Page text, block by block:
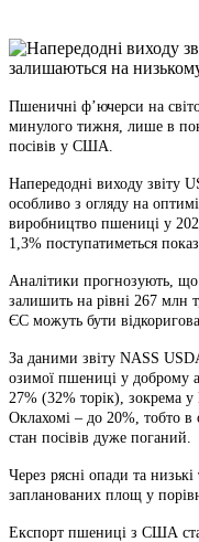
Link
Print
Пшеничні ф’ючерси на
минулого тижня, лише в
посівів у США.
Напередодні виходу звіту
особливо з огляду на
виробництво пшениці у
1,3% поступатиметься
Аналітики прогнозують,
залишить на рівні 267 млн
ЄС можуть бути
За даними звіту NASS
озимої пшениці у доброму
27% (32% торік), зокрема у
Оклахомі – до 20%, тобто
стан посівів дуже поганий.
Через рясні опади та
запланованих площ у
Експорт пшениці з США